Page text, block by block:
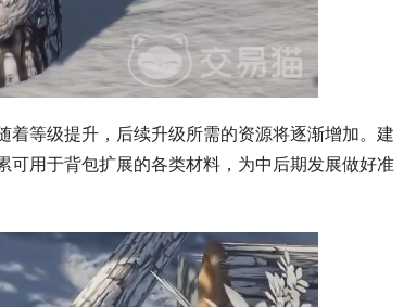
着等级提升，后续升级所需的资源将逐渐增加。建
可用于背包扩展的各类材料，为中后期发展做好准